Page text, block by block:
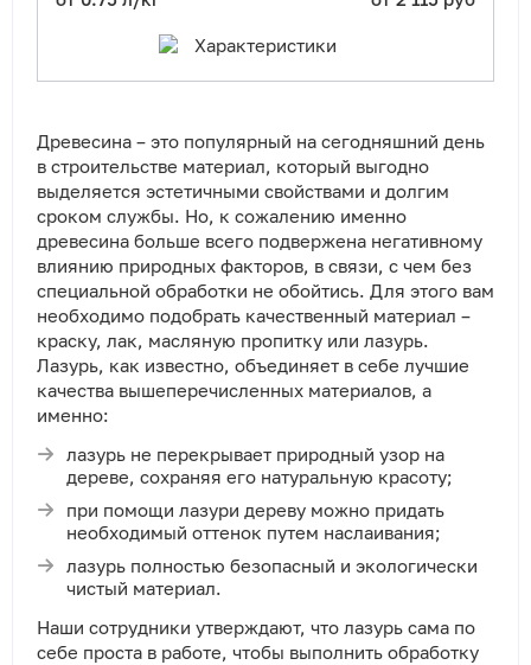
Характеристики
Древесина – это популярный на сегодняшний день
в строительстве материал, который выгодно
выделяется эстетичными свойствами и долгим
сроком службы. Но, к сожалению именно
древесина больше всего подвержена негативному
влиянию природных факторов, в связи, с чем без
специальной обработки не обойтись. Для этого вам
необходимо подобрать качественный материал –
краску, лак, масляную пропитку или лазурь.
Лазурь, как известно, объединяет в себе лучшие
качества вышеперечисленных материалов, а
именно:
лазурь не перекрывает природный узор на
дереве, сохраняя его натуральную красоту;
при помощи лазури дереву можно придать
необходимый оттенок путем наслаивания;
лазурь полностью безопасный и экологически
чистый материал.
Наши сотрудники утверждают, что лазурь сама по
себе проста в работе, чтобы выполнить обработку